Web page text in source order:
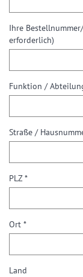
Ihre
erforderlich)
Funktion /
Straße /
PLZ *
Ort *
Land